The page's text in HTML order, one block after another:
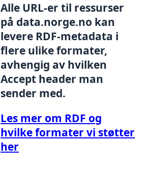
Alle URL-er til ressurser
på data.norge.no kan
levere RDF-metadata i
flere ulike formater,
avhengig av hvilken
Accept header man
sender med.
Les mer om RDF og
hvilke formater vi støtter
her